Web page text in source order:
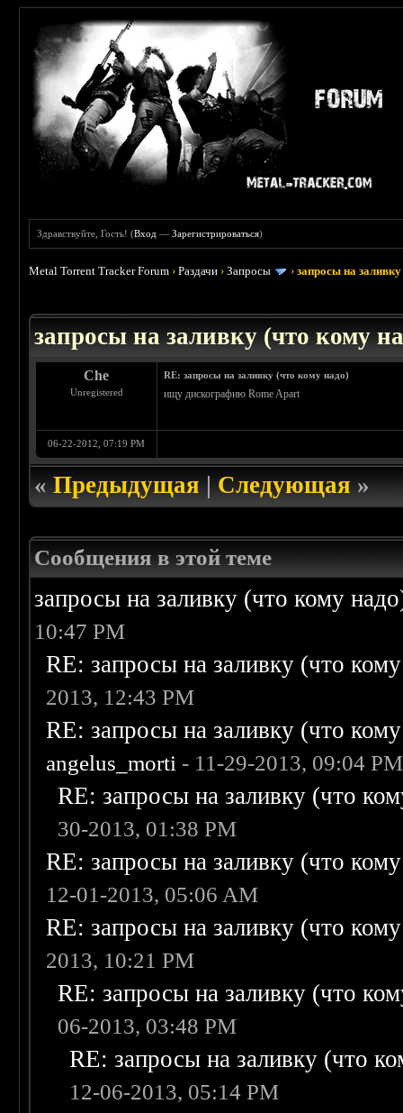
Здравствуйте, Гость! (Вход —Зарегистрироваться)
Metal Torrent Tracker Forum ›Раздачи ›Запросы ›запросы на
запросы на заливку (что кому
Che
Unregistered
RE: запросы на заливку (что кому надо)
ищу дискографию Rome Apart
06-22-2012, 07:19 PM
«Предыдущая|Следующая»
Сообщения в этой теме
запросы на заливку (что кому
10:47 PM
RE: запросы на заливку (что
2013, 12:43 PM
RE: запросы на заливку (что
angelus_morti - 11-29-2013, 09:04 PM
RE: запросы на заливку (что
30-2013, 01:38 PM
RE: запросы на заливку (что
12-01-2013, 05:06 AM
RE: запросы на заливку (что
2013, 10:21 PM
RE: запросы на заливку (что
06-2013, 03:48 PM
RE: запросы на заливку (что
12-06-2013, 05:14 PM